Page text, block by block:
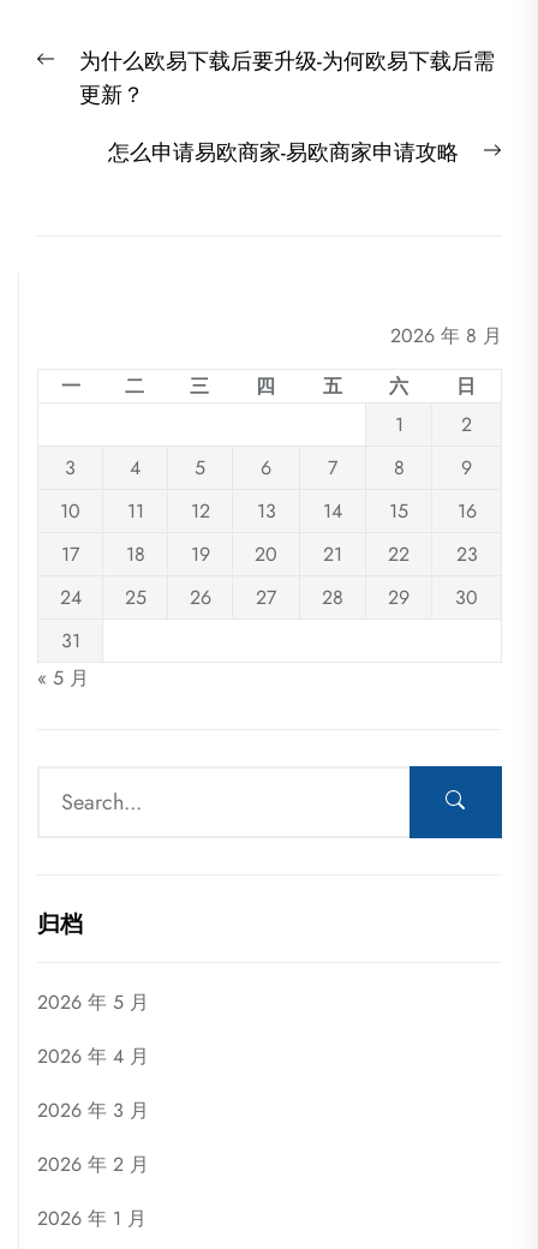
章
Previous为什么欧易下载后要升级-为何欧易下载后需
更新？
怎么申请易欧商家-易欧商家申请攻略
2026 年 8 月
一
二 三 四 五 六
日
1
2
3
4 5 6 7 8
9
10
11 12 13 14 15
16
17
18 19 20 21 22
23
24
25 26 27 28 29
30
31
« 5 月
归档
2026 年 5 月
2026 年 4 月
2026 年 3 月
2026 年 2 月
2026 年 1 月